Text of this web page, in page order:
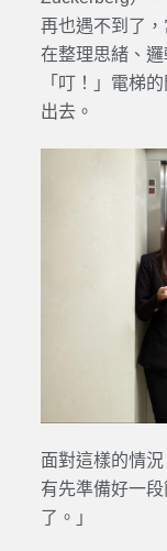
再也遇不到了
在整理思緒、
「叮！」電梯
出去。
面對這樣的情
有先準備好一
了。」